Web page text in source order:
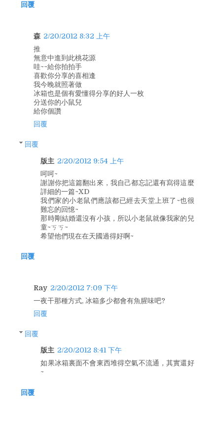
回覆
森 2/20/2012 8:32 上午
推
無意中進到此桃花源
哇~~給你拍拍手
喜歡你分享的喜相逢
我今晚就照著做
冰箱也是個有愛懂得分享的好人一枚
分送你的小鼠兒
給你個讚
回覆
回覆
版主 2/20/2012 9:54 上午
呵呵~
謝謝你把這篇翻出來，我自己都忘記還有寫得這麼
詳細的一篇~XD
我們家的小老鼠們應該都已經去天堂上班了~也很
難忘的回憶~
那時剛結婚還沒有小孩，所以小老鼠就像我家的兒
童~ㄎㄎ~
希望他們現在在天國過得好啊~
回覆
Ray 2/20/2012 7:09 下午
一夜干那種方式, 冰箱多少都會有魚腥味吧?
回覆
回覆
版主 2/20/2012 8:41 下午
如果冰箱裏面不會東西堆得空氣不流通，其實還好
~
回覆